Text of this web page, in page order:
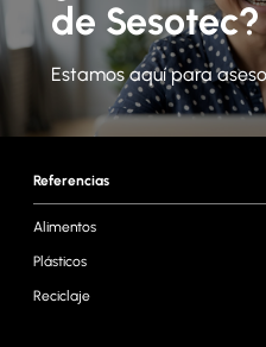
de Sesotec?
Estamos aquí para
Referencias
Alimentos
Plásticos
Reciclaje